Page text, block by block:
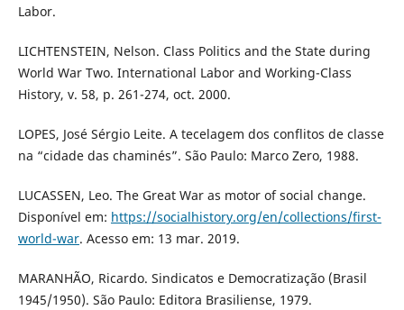
Labor.
LICHTENSTEIN, Nelson. Class Politics and the State during
World War Two. International Labor and Working-Class
History, v. 58, p. 261-274, oct. 2000.
LOPES, José Sérgio Leite. A tecelagem dos conflitos de classe
na “cidade das chaminés”. São Paulo: Marco Zero, 1988.
LUCASSEN, Leo. The Great War as motor of social change.
Disponível em: https://socialhistory.org/en/collections/first-
world-war. Acesso em: 13 mar. 2019.
MARANHÃO, Ricardo. Sindicatos e Democratização (Brasil
1945/1950). São Paulo: Editora Brasiliense, 1979.